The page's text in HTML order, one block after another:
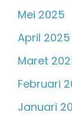
Mei 2025
April 2025
Maret
Februari
Januari